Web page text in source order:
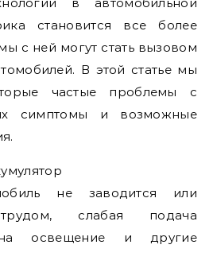
становится все более
с ней могут стать вызовом
В этой статье мы
частые проблемы с
их симптомы и возможные
не заводится или
слабая подача
на освещение и другие